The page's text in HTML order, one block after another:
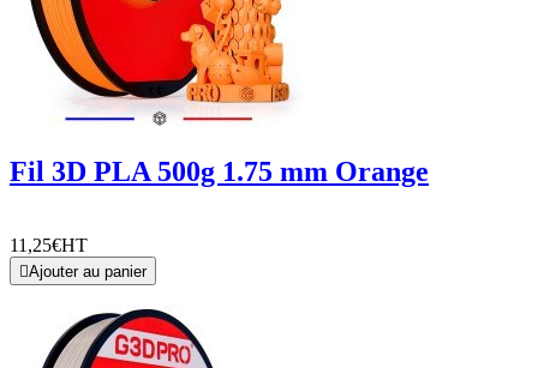
Fil 3D PLA 500g 1.75 mm Orange
11,25€HT
Ajouter au panier